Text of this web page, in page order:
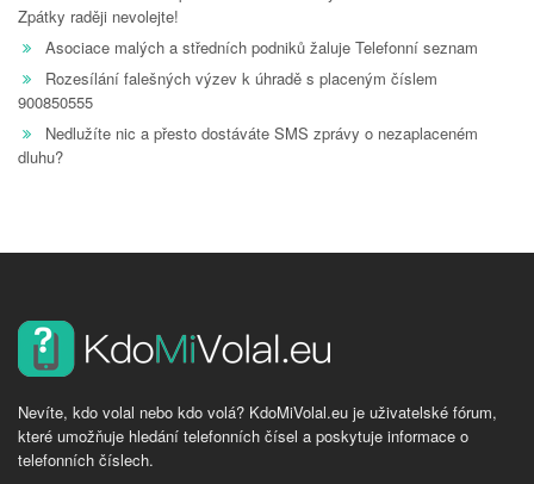
Zpátky raději nevolejte!
Asociace malých a středních podniků žaluje Telefonní seznam
Rozesílání falešných výzev k úhradě s placeným číslem
900850555
Nedlužíte nic a přesto dostáváte SMS zprávy o nezaplaceném
dluhu?
Nevíte, kdo volal nebo kdo volá? KdoMiVolal.eu je uživatelské fórum,
které umožňuje hledání telefonních čísel a poskytuje informace o
telefonních číslech.